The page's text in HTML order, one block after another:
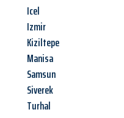
Icel
Izmir
Kiziltepe
Manisa
Samsun
Siverek
Turhal